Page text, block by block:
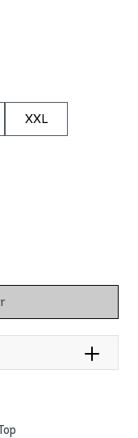
XXL